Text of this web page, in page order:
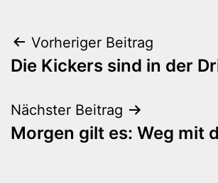
Beitragsnavigation
Vorheriger Beitrag
Die Kickers sind in der
Nächster Beitrag
Morgen gilt es: Weg mit